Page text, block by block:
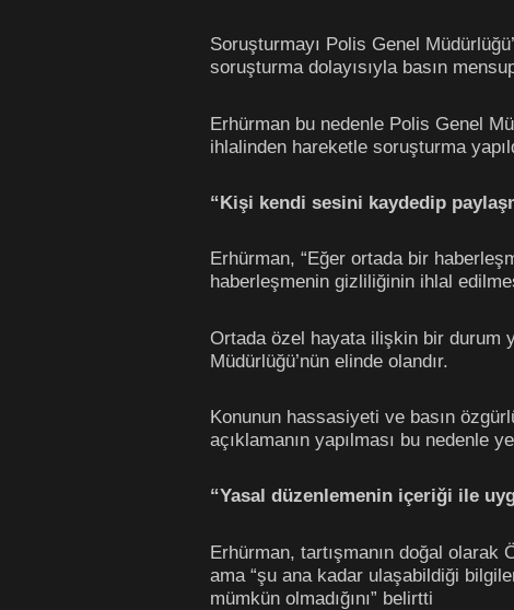
Soruşturmayı Polis Genel
soruşturma dolayısıyla basın
Erhürman bu nedenle Polis Genel
ihlalinden hareketle soruşturma
“Kişi kendi sesini kaydedip
Erhürman, “Eğer ortada bir
haberleşmenin gizliliğinin ihlal
Ortada özel hayata ilişkin bir durum
Müdürlüğü’nün elinde olandır.
Konunun hassasiyeti ve basın
açıklamanın yapılması bu nedenle
“Yasal düzenlemenin içeriği ile
Erhürman, tartışmanın doğal olarak
ama “şu ana kadar ulaşabildiği
mümkün olmadığını” belirtti